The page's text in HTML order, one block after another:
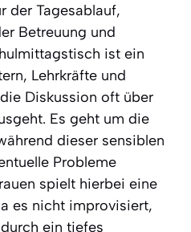
der Tagesablauf,
Betreuung und
ist ein
Lehrkräfte und
Diskussion oft über
Es geht um die
dieser sensiblen
Probleme
spielt hierbei eine
es nicht improvisiert,
ein tiefes